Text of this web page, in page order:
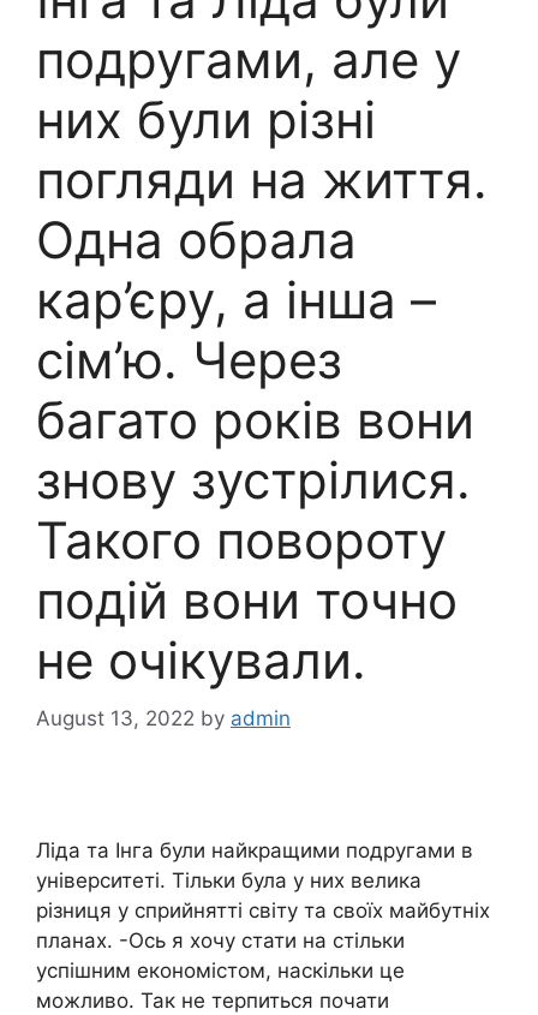
подругами, але у
них були різні
погляди на життя.
Одна обрала
кар’єру, а інша –
сім’ю. Через
багато років вони
знову зустрілися.
Такого повороту
подій вони точно
не очікували.
August 13, 2022 by admin
Ліда та Інга були найкращими подругами в
університеті. Тільки була у них велика
різниця у сприйнятті світу та своїх майбутніх
планах. -Ось я хочу стати на стільки
успішним економістом, наскільки це
можливо. Так не терпиться почати